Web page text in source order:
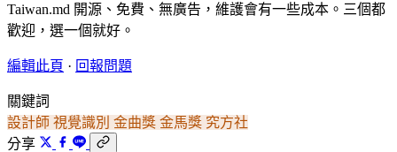
Taiwan.md 開源、免費、無廣告，維護會有一些成本。三個都
歡迎，選一個就好。
編輯此頁 · 回報問題
關鍵詞
設計師 視覺識別 金曲獎 金馬獎 究方社
分享